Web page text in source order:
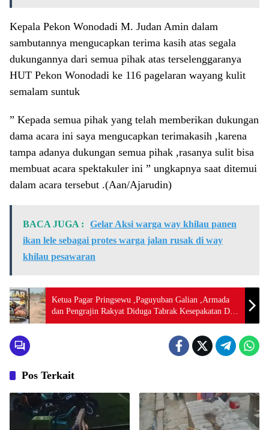
Kepala Pekon Wonodadi M. Judan Amin dalam
sambutannya mengucapkan terima kasih atas segala
dukungannya dari semua pihak atas terselenggaranya
HUT Pekon Wonodadi ke 116 pagelaran wayang kulit
semalam suntuk
” Kepada semua pihak yang telah memberikan dukungan
dama acara ini saya mengucapkan terimakasih ,karena
tampa adanya dukungan semua pihak ,rasanya sulit bisa
membuat acara spektakuler ini ” ungkapnya saat ditemui
dalam acara tersebut .(Aan/Ajarudin)
BACA JUGA :
Gelar Aksi warga way khilau panen
ikan lele sebagai protes warga jalan rusak di way
khilau pesawaran
Ketua Pagar Pringsewu ,Paguyuban Galian ,Armada
dan Pengrajin Rakyat Diduga Tabrak Kesepakatan Dan
Mengaku Tidak Tahu apa apa
Pos Terkait